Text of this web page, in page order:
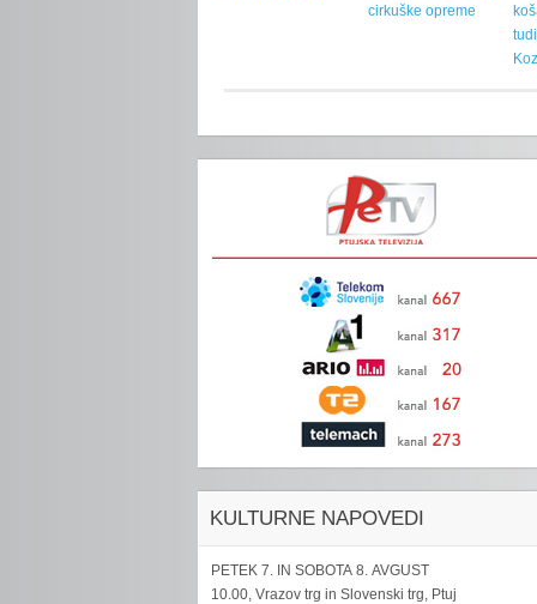
cirkuške opreme
KULTURNE NAPOVEDI
PETEK 7. IN SOBOTA 8. AVGUST
10.00, Vrazov trg in Slovenski trg, Ptuj